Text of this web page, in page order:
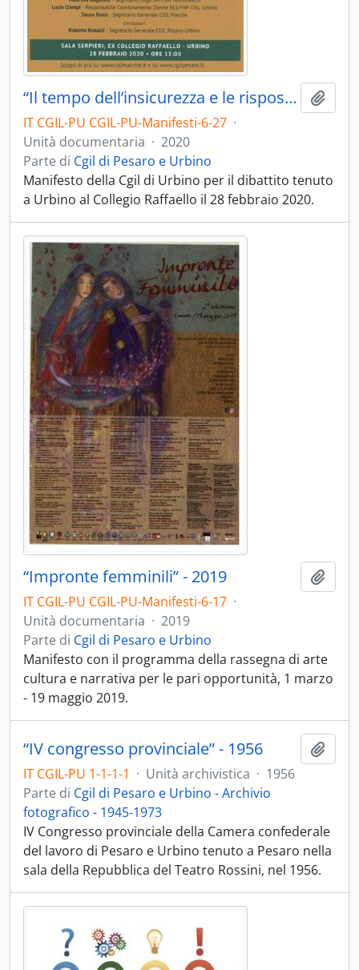
“Il tempo dell’insicurezza e le risposte necessarie” - 2020
IT CGIL-PU CGIL-PU-Manifesti-6-27 ·
Unità documentaria · 2020
Parte di Cgil di Pesaro e Urbino
Manifesto della Cgil di Urbino per il dibattito tenuto
a Urbino al Collegio Raffaello il 28 febbraio 2020.
“Impronte femminili” - 2019
IT CGIL-PU CGIL-PU-Manifesti-6-17 ·
Unità documentaria · 2019
Parte di Cgil di Pesaro e Urbino
Manifesto con il programma della rassegna di arte
cultura e narrativa per le pari opportunità, 1 marzo
- 19 maggio 2019.
“IV congresso provinciale” - 1956
IT CGIL-PU 1-1-1-1 · Unità archivistica · 1956
Parte di Cgil di Pesaro e Urbino - Archivio
fotografico - 1945-1973
IV Congresso provinciale della Camera confederale
del lavoro di Pesaro e Urbino tenuto a Pesaro nella
sala della Repubblica del Teatro Rossini, nel 1956.